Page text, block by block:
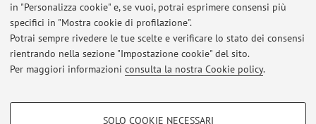
in "Personalizza cookie" e, se vuoi, potrai esprimere consensi più
specifici in "Mostra cookie di profilazione".
Potrai sempre rivedere le tue scelte e verificare lo stato dei consensi
rientrando nella sezione "Impostazione cookie" del sito.
Per maggiori informazioni consulta la nostra Cookie policy.
COOKIE DI PROFILAZIONE - FACOLTATIVI
SOLO COOKIE NECESSARI
Ultimi avvisi
Al momento non sono presenti avvisi.